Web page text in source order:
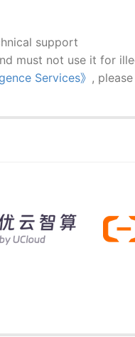
support
must not use it for
Services》 ,